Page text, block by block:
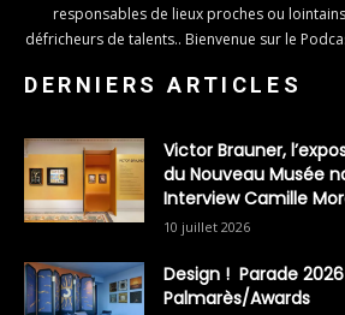
responsables de lieux proches ou
défricheurs de talents.. Bienvenue sur le
DERNIERS ARTICLES
Victor Brauner,
du Nouveau Musée
Interview Camille
10 juillet 2026
Design ! Parade 2026
Palmarès/Awards